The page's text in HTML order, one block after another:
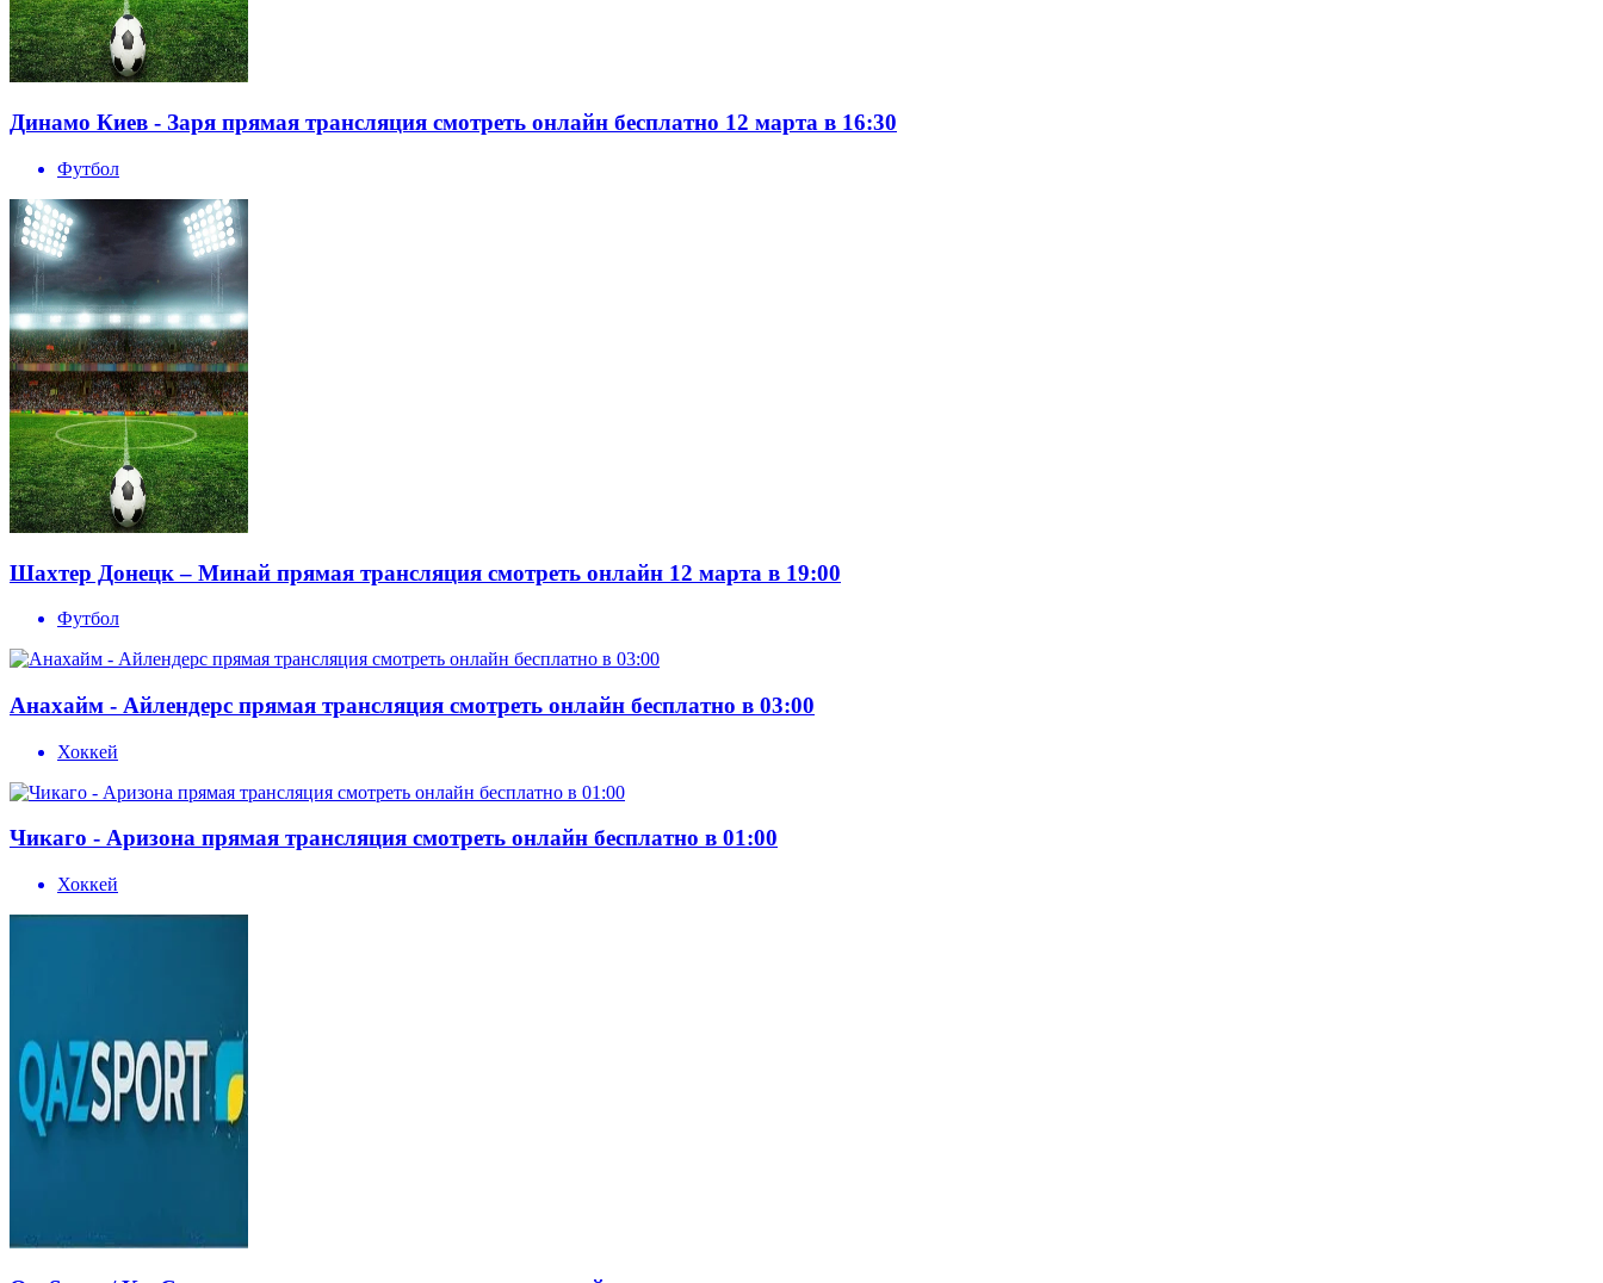
Динамо Киев - Заря прямая трансляция смотреть онлайн бесплатно 12 марта в 16:30
Футбол
Шахтер Донецк – Минай прямая трансляция смотреть онлайн 12 марта в 19:00
Футбол
Анахайм - Айлендерс прямая трансляция смотреть онлайн бесплатно в 03:00
Хоккей
Чикаго - Аризона прямая трансляция смотреть онлайн бесплатно в 01:00
Хоккей